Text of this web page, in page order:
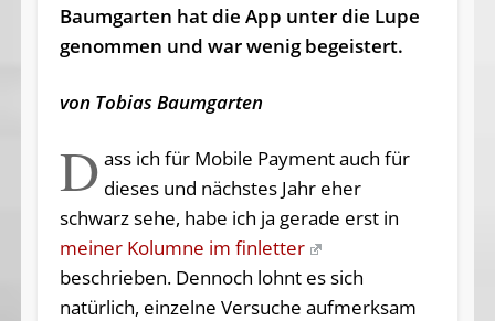
Baumgarten hat die App unter die Lupe
genommen und war wenig begeistert.
von Tobias Baumgarten
D ass ich für Mobile Payment auch für
dieses und nächstes Jahr eher
schwarz sehe, habe ich ja gerade erst in
meiner Kolumne im finletter
beschrieben. Dennoch lohnt es sich
natürlich, einzelne Versuche aufmerksam